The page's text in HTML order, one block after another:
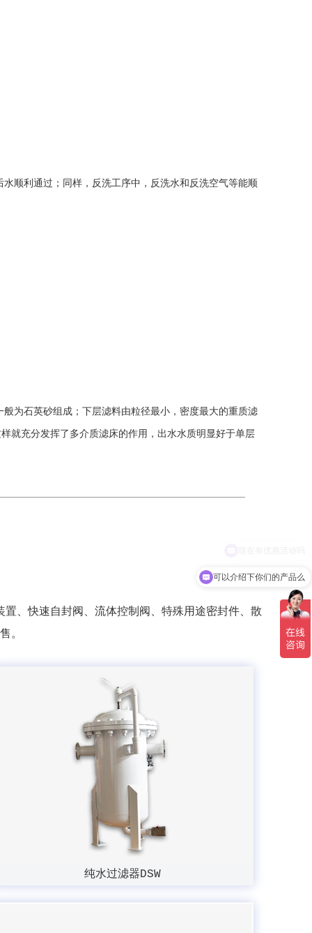
顺利通过；同样，反洗工序中，反洗水和反洗空气等能顺
为石英砂组成；下层滤料由粒径最小，密度最大的重质滤
就充分发挥了多介质滤床的作用，出水水质明显好于单层
、快速自封阀、流体控制阀、特殊用途密封件、散
。
纯水过滤器DSW
可以介绍下你们的产品么